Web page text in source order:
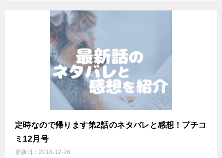
定時なので帰ります第2話のネタバレと感想！プチコ
ミ12月号
更新日： 2018-12-26